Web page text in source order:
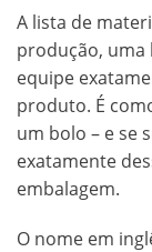
A lista de
produção, uma
equipe
produto. É
um bolo – e se
exatamente
embalagem.
O nome em